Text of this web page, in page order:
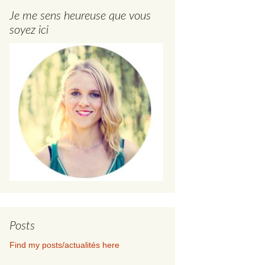
Je me sens heureuse que vous
soyez ici
Posts
Find my posts/actualités here